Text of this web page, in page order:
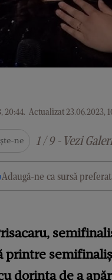
20:44. Actualizat 23.06.2023,
ne 1 / 9 - Vezi
Adaugă-ne ca sursă
printre
dorința de a